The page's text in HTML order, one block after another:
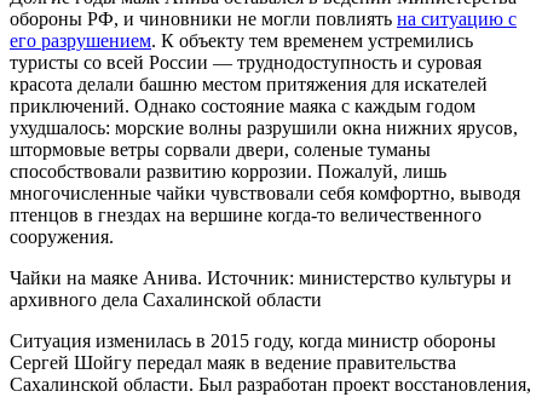
обороны РФ, и чиновники не могли повлиять на ситуацию с
его разрушением. К объекту тем временем устремились
туристы со всей России — труднодоступность и суровая
красота делали башню местом притяжения для искателей
приключений. Однако состояние маяка с каждым годом
ухудшалось: морские волны разрушили окна нижних ярусов,
штормовые ветры сорвали двери, соленые туманы
способствовали развитию коррозии. Пожалуй, лишь
многочисленные чайки чувствовали себя комфортно, выводя
птенцов в гнездах на вершине когда-то величественного
сооружения.
Чайки на маяке Анива. Источник: министерство культуры и
архивного дела Сахалинской области
Ситуация изменилась в 2015 году, когда министр обороны
Сергей Шойгу передал маяк в ведение правительства
Сахалинской области. Был разработан проект восстановления,